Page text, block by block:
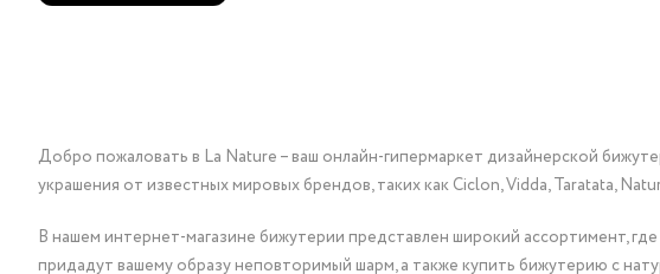
Добро пожаловать в La Nature – ваш онлайн-гипермаркет дизайнерской
украшения от известных мировых брендов, таких как Ciclon, Vidda, Taratata,
В нашем интернет-магазине бижутерии представлен широкий ассортимент,
придадут вашему образу неповторимый шарм, а также купить бижутерию с